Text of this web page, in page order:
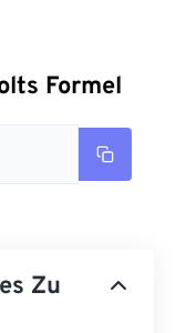
Formel
Zu